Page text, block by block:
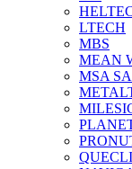
LTECH
MBS
MEAN
MSA